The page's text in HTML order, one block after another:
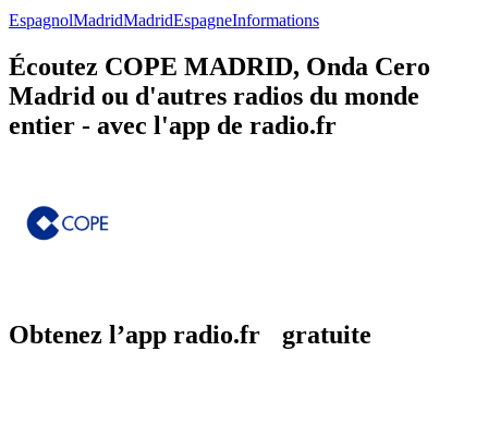
EspagnolMadridMadridEspagneInformations
Écoutez COPE MADRID, Onda Cero
Madrid ou d'autres radios du monde
entier - avec l'app de radio.fr
Obtenez l’app radio.fr gratuite